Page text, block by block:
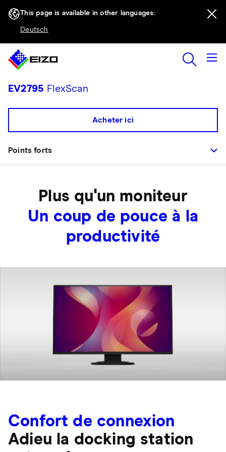
This page is available in other languages:
Deutsch
EV2795 FlexScan
Points forts
Acheter ici
Plus qu'un moniteur
Un coup de pouce à la
productivité
Confort de connexion
Adieu la docking station